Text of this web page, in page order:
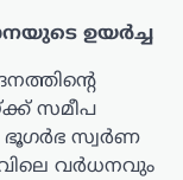
ഉയർച്ച
സമീപ
ഭൂഗർഭ സ്വർണ
വർധനവും